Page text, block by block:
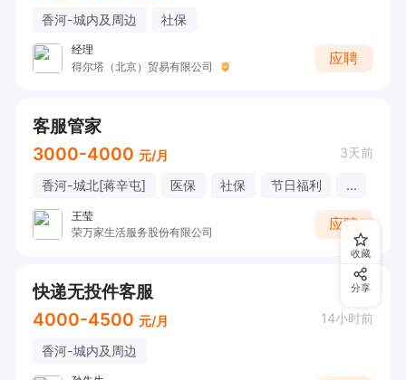
香河-城内及周边 社保
经理
得尔塔（北京）贸易有限公司
应聘
客服管家
3000-4000 元/月 3天前
香河-城北[蒋辛屯] 医保 社保 节日福利 ...
王莹
荣万家生活服务股份有限公司
应聘
快递无投件客服
4000-4500 元/月 14小时前
香河-城内及周边
收藏
分享